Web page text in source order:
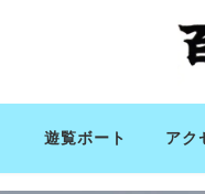
遊覧ボート アク